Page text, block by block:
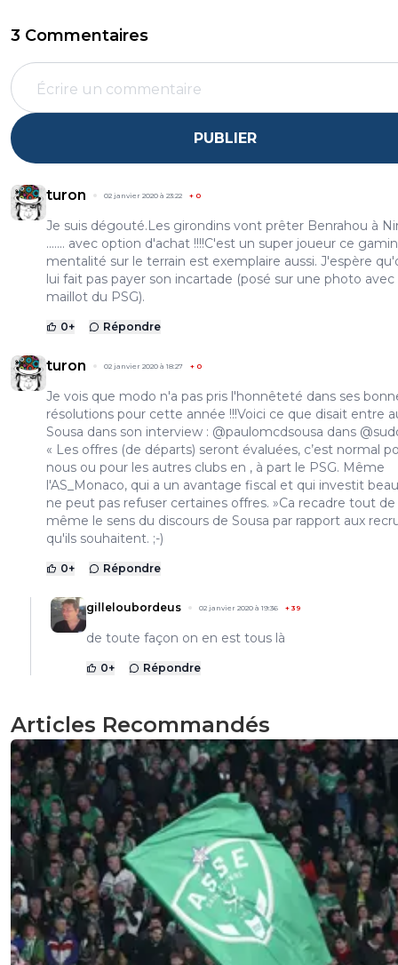
3 Commentaires
PUBLIER
turon 02 janvier 2020 à 23:22 + 0
Je suis dégouté.Les girondins vont prêter Benrahou à
....... avec option d'achat !!!!C'est un super joueur ce
mentalité sur le terrain est exemplaire aussi. J'espère
lui fait pas payer son incartade (posé sur une photo avec
maillot du PSG).
0+ Répondre
turon 02 janvier 2020 à 18:27 + 0
Je vois que modo n'a pas pris l'honnêteté dans ses
résolutions pour cette année !!!Voici ce que disait entre
Sousa dans son interview : @paulomcdsousa dans
« Les offres (de départs) seront évaluées, c’est normal
nous ou pour les autres clubs en , à part le PSG. Même
l'AS_Monaco, qui a un avantage fiscal et qui investit
ne peut pas refuser certaines offres. »Ca recadre tout de
même le sens du discours de Sousa par rapport aux
qu'ils souhaitent. ;-)
0+ Répondre
gilleloubordeus 02 janvier 2020 à 19:36 + 39
de toute façon on en est tous là
0+ Répondre
Articles Recommandés